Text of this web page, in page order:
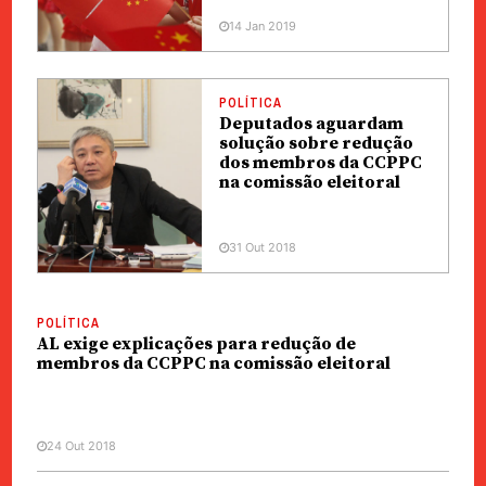
14 Jan 2019
POLÍTICA
Deputados aguardam
solução sobre redução
dos membros da CCPPC
na comissão eleitoral
31 Out 2018
POLÍTICA
AL exige explicações para redução de
membros da CCPPC na comissão eleitoral
24 Out 2018